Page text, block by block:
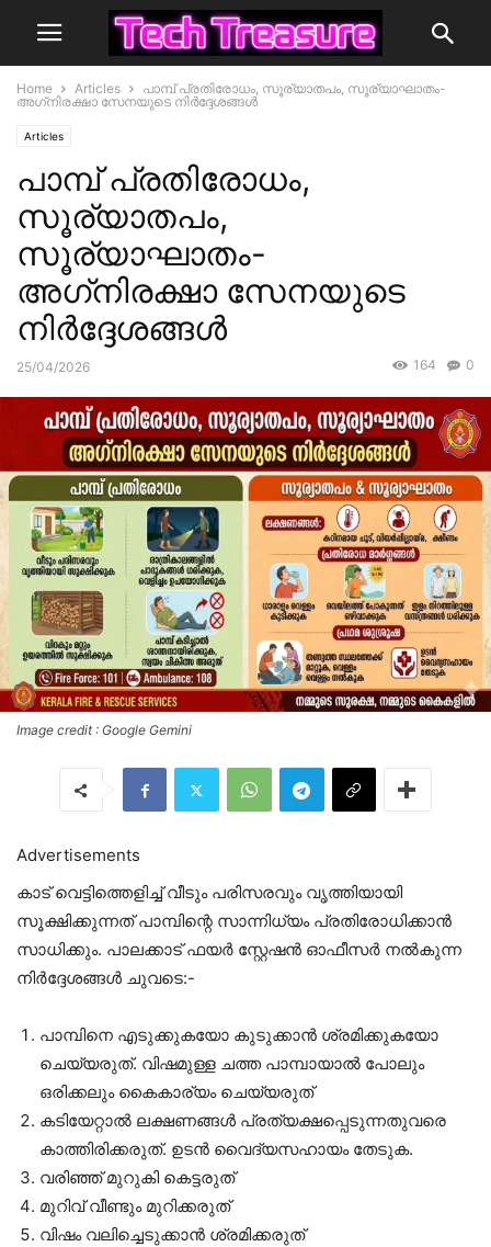
Home Articles
പാമ്പ് പ്രതിരോധം, സൂര്യാതപം, സൂര്യാഘാതം-
അഗ്‌നിരക്ഷാ സേനയു‌‌‌ടെ നിർദ്ദേശങ്ങൾ
Articles
പാമ്പ് പ്രതിരോധം,
സൂര്യാതപം,
സൂര്യാഘാതം-
അഗ്‌നിരക്ഷാ സേനയു‌‌‌ടെ
നിർദ്ദേശങ്ങൾ
25/04/2026 0
164
Image credit : Google Gemini
Advertisements
കാട് വെട്ടിത്തെളിച്ച് വീടും പരിസരവും വൃത്തിയായി
സൂക്ഷിക്കുന്നത് പാമ്പിന്റെ സാന്നിധ്യം പ്രതിരോധിക്കാൻ
സാധിക്കും. പാലക്കാട് ഫയർ സ്റ്റേഷൻ ഓഫീസർ നൽകുന്ന
നിർദ്ദേശങ്ങൾ ചുവടെ:-
പാമ്പിനെ എടുക്കുകയോ കുടുക്കാൻ ശ്രമിക്കുകയോ
ചെയ്യരുത്. വിഷമുള്ള ചത്ത പാമ്പായാൽ പോലും
ഒരിക്കലും കൈകാര്യം ചെയ്യരുത്
കടിയേറ്റാൽ ലക്ഷണങ്ങൾ പ്രത്യക്ഷപ്പെടുന്നതുവരെ
കാത്തിരിക്കരുത്. ഉടൻ വൈദ്യസഹായം തേടുക.
വരിഞ്ഞ് മുറുകി കെട്ടരുത്
മുറിവ് വീണ്ടും മുറിക്കരുത്
വിഷം വലിച്ചെടുക്കാൻ ശ്രമിക്കരുത്